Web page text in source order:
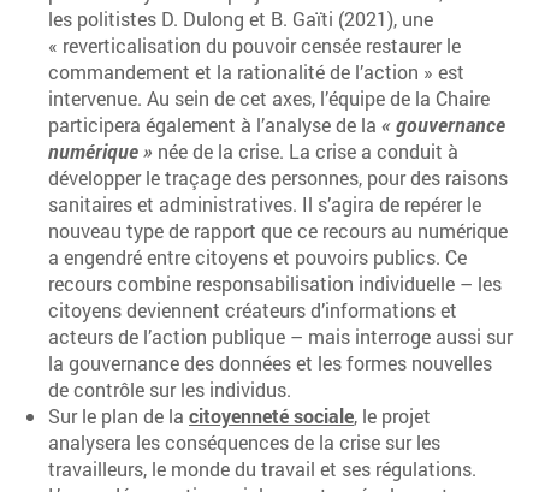
les politistes D. Dulong et B. Gaïti (2021), une
« reverticalisation du pouvoir censée restaurer le
commandement et la rationalité de l’action » est
intervenue. Au sein de cet axes, l’équipe de la Chaire
participera également à l’analyse de la « gouvernance
numérique » née de la crise. La crise a conduit à
développer le traçage des personnes, pour des raisons
sanitaires et administratives. Il s’agira de repérer le
nouveau type de rapport que ce recours au numérique
a engendré entre citoyens et pouvoirs publics. Ce
recours combine responsabilisation individuelle – les
citoyens deviennent créateurs d’informations et
acteurs de l’action publique – mais interroge aussi sur
la gouvernance des données et les formes nouvelles
de contrôle sur les individus.
Sur le plan de la citoyenneté sociale, le projet
analysera les conséquences de la crise sur les
travailleurs, le monde du travail et ses régulations.